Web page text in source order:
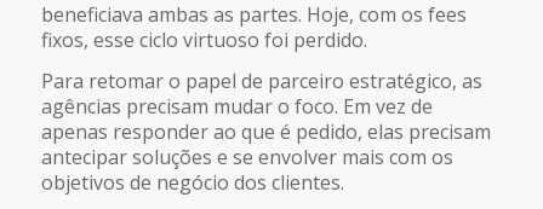
beneficiava ambas as partes. Hoje, com os fees
fixos, esse ciclo virtuoso foi perdido.
Para retomar o papel de parceiro estratégico, as
agências precisam mudar o foco. Em vez de
apenas responder ao que é pedido, elas precisam
antecipar soluções e se envolver mais com os
objetivos de negócio dos clientes.